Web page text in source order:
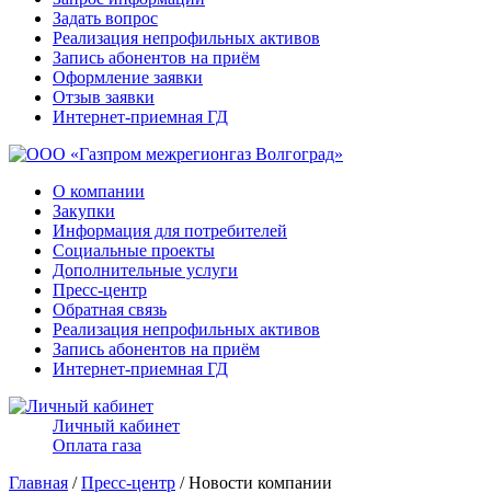
Задать вопрос
Реализация непрофильных активов
Запись абонентов на приём
Оформление заявки
Отзыв заявки
Интернет-приемная ГД
О компании
Закупки
Информация для потребителей
Социальные проекты
Дополнительные услуги
Пресс-центр
Обратная связь
Реализация непрофильных активов
Запись абонентов на приём
Интернет-приемная ГД
Личный кабинет
Оплата газа
Главная /Пресс-центр / Новости компании